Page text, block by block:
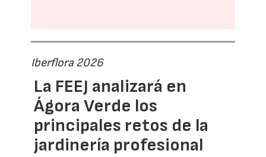
Iberflora 2026
La FEEJ analizará en
Ágora Verde los
principales retos de la
jardinería profesional